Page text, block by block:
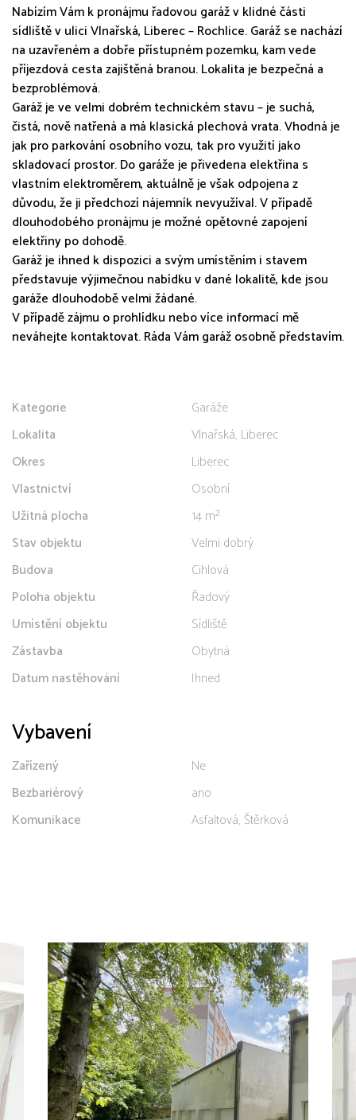
Nabízím Vám k pronájmu řadovou garáž v klidné části
sídliště v ulici Vlnařská, Liberec – Rochlice. Garáž se nachází
na uzavřeném a dobře přístupném pozemku, kam vede
příjezdová cesta zajištěná branou. Lokalita je bezpečná a
bezproblémová.
Garáž je ve velmi dobrém technickém stavu – je suchá,
čistá, nově natřená a má klasická plechová vrata. Vhodná je
jak pro parkování osobního vozu, tak pro využití jako
skladovací prostor. Do garáže je přivedena elektřina s
vlastním elektroměrem, aktuálně je však odpojena z
důvodu, že ji předchozí nájemník nevyužíval. V případě
dlouhodobého pronájmu je možné opětovné zapojení
elektřiny po dohodě.
Garáž je ihned k dispozici a svým umístěním i stavem
představuje výjimečnou nabídku v dané lokalitě, kde jsou
garáže dlouhodobě velmi žádané.
V případě zájmu o prohlídku nebo více informací mě
neváhejte kontaktovat. Ráda Vám garáž osobně představím.
Kategorie
Garáže
Lokalita
Vlnařská, Liberec
Okres
Liberec
Vlastnictví
Osobní
Užitná plocha
14 m²
Stav objektu
Velmi dobrý
Budova
Cihlová
Poloha objektu
Řadový
Umístění objektu
Sídliště
Zástavba
Obytná
Datum nastěhování
Ihned
Vybavení
Zařízený
Ne
Bezbariérový
ano
Komunikace
Asfaltová, Štěrková